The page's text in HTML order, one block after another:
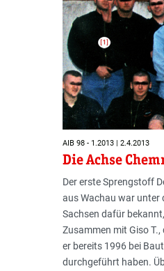
AIB 98 - 1.2013 | 2.4.2013
Die Achse
Der erste Sprengstoff
aus Wachau war unter
Sachsen dafür
Zusammen mit Giso
er bereits 1996 bei
durchgeführt haben.